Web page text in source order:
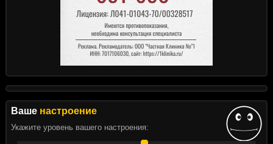
Ваше настроение
Укажите уровень вашего настроения: